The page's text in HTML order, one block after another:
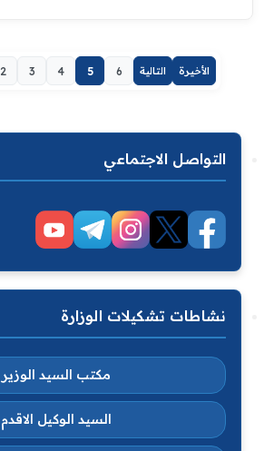
2 3 4 5 6 التالية الأخيرة
التواصل الاجتماعي
نشاطات تشكيلات الوزارة
مكتب السيد الوزير
السيد الوكيل الاقدم